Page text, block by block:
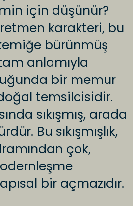
için düşünür?
karakteri, bu
bürünmüş
anlamıyla
bir memur
temsilcisidir.
sıkışmış, arada
Bu sıkışmışlık,
çok,
bir açmazıdır.